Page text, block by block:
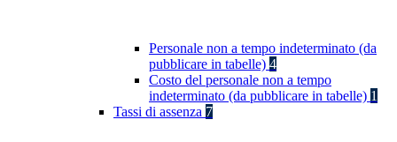
Personale non a tempo indeterminato (da
pubblicare in tabelle) 4
Costo del personale non a tempo
indeterminato (da pubblicare in tabelle) 1
Tassi di assenza 7